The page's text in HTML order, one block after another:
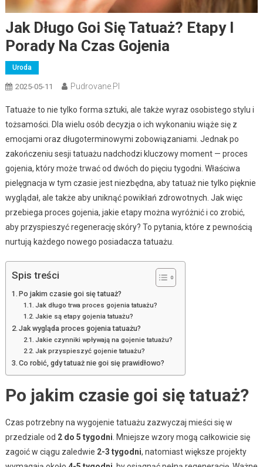
Jak Długo Goi Się Tatuaż? Etapy I
Porady Na Czas Gojenia
Uroda
2025-05-11 Pudrovane.pl
Tatuaże to nie tylko forma sztuki, ale także wyraz osobistego stylu i
tożsamości. Dla wielu osób decyzja o ich wykonaniu wiąże się z
emocjami oraz długoterminowymi zobowiązaniami. Jednak po
zakończeniu sesji tatuażu nadchodzi kluczowy moment — proces
gojenia, który może trwać od dwóch do pięciu tygodni. Właściwa
pielęgnacja w tym czasie jest niezbędna, aby tatuaż nie tylko pięknie
wyglądał, ale także aby uniknąć powikłań zdrowotnych. Jak więc
przebiega proces gojenia, jakie etapy można wyróżnić i co zrobić,
aby przyspieszyć regenerację skóry? To pytania, które z pewnością
nurtują każdego nowego posiadacza tatuażu.
Spis treści
Po jakim czasie goi się tatuaż?
Jak długo trwa proces gojenia tatuażu?
Jakie są etapy gojenia tatuażu?
Jak wygląda proces gojenia tatuażu?
Jakie czynniki wpływają na gojenie tatuażu?
Jak przyspieszyć gojenie tatuażu?
Co robić, gdy tatuaż nie goi się prawidłowo?
Po jakim czasie goi się tatuaż?
Czas potrzebny na wygojenie tatuażu zazwyczaj mieści się w
przedziale od 2 do 5 tygodni . Mniejsze wzory mogą całkowicie się
zagoić w ciągu zaledwie 2-3 tygodni, natomiast większe projekty